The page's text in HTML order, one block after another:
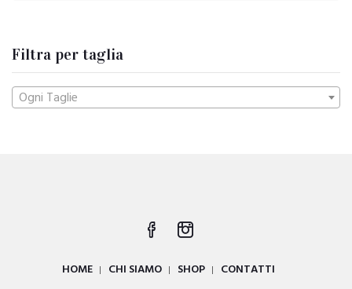
Filtra per taglia
Ogni Taglie
HOME CHI SIAMO SHOP CONTATTI